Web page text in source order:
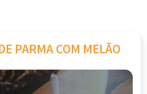
PARMA COM MELÃO